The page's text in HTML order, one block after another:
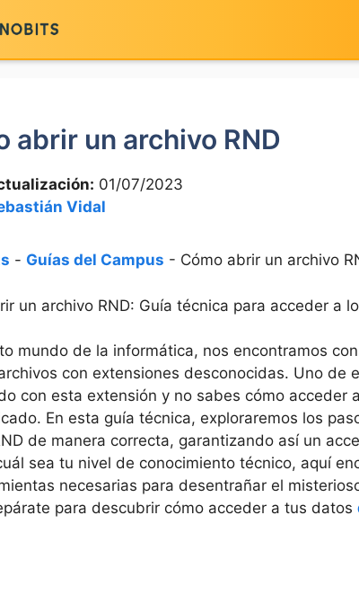
abrir un archivo RND
01/07/2023
Vidal
- Guías del Campus - Cómo abrir un archivo
un archivo RND: Guía técnica para acceder a
mundo de la informática, nos encontramos
con extensiones desconocidas. Uno de
con esta extensión y no sabes cómo acceder
En esta guía técnica, exploraremos los
de manera correcta, garantizando así un
sea tu nivel de conocimiento técnico, aquí
necesarias para desentrañar el
para descubrir cómo acceder a tus datos